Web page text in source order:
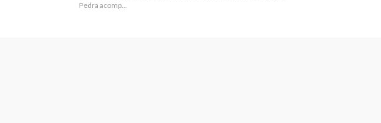
Pedra acomp...